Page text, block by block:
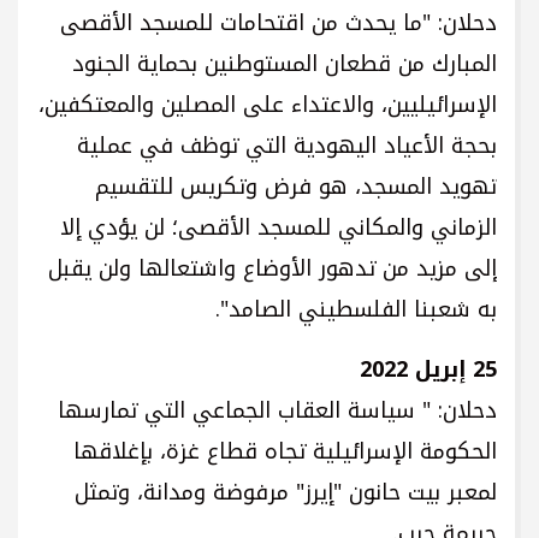
دحلان: "ما يحدث من اقتحامات للمسجد الأقصى
المبارك من قطعان المستوطنين بحماية الجنود
الإسرائيليين، والاعتداء على المصلين والمعتكفين،
بحجة الأعياد اليهودية التي توظف في عملية
تهويد المسجد، هو فرض وتكريس للتقسيم
الزماني والمكاني للمسجد الأقصى؛ لن يؤدي إلا
إلى مزيد من تدهور الأوضاع واشتعالها ولن يقبل
به شعبنا الفلسطيني الصامد".
25 إبريل 2022
دحلان: " سياسة العقاب الجماعي التي تمارسها
الحكومة الإسرائيلية تجاه قطاع غزة، بإغلاقها
لمعبر بيت حانون "إيرز" مرفوضة ومدانة، وتمثل